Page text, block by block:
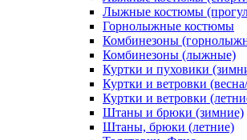
Лыжные костюмы
Горнолыжные костюмы
Комбинезоны
Комбинезоны (лыжные)
Куртки и пуховики
Куртки и ветровки
Куртки и ветровки
Штаны и брюки (зимние)
Штаны, брюки (летние)